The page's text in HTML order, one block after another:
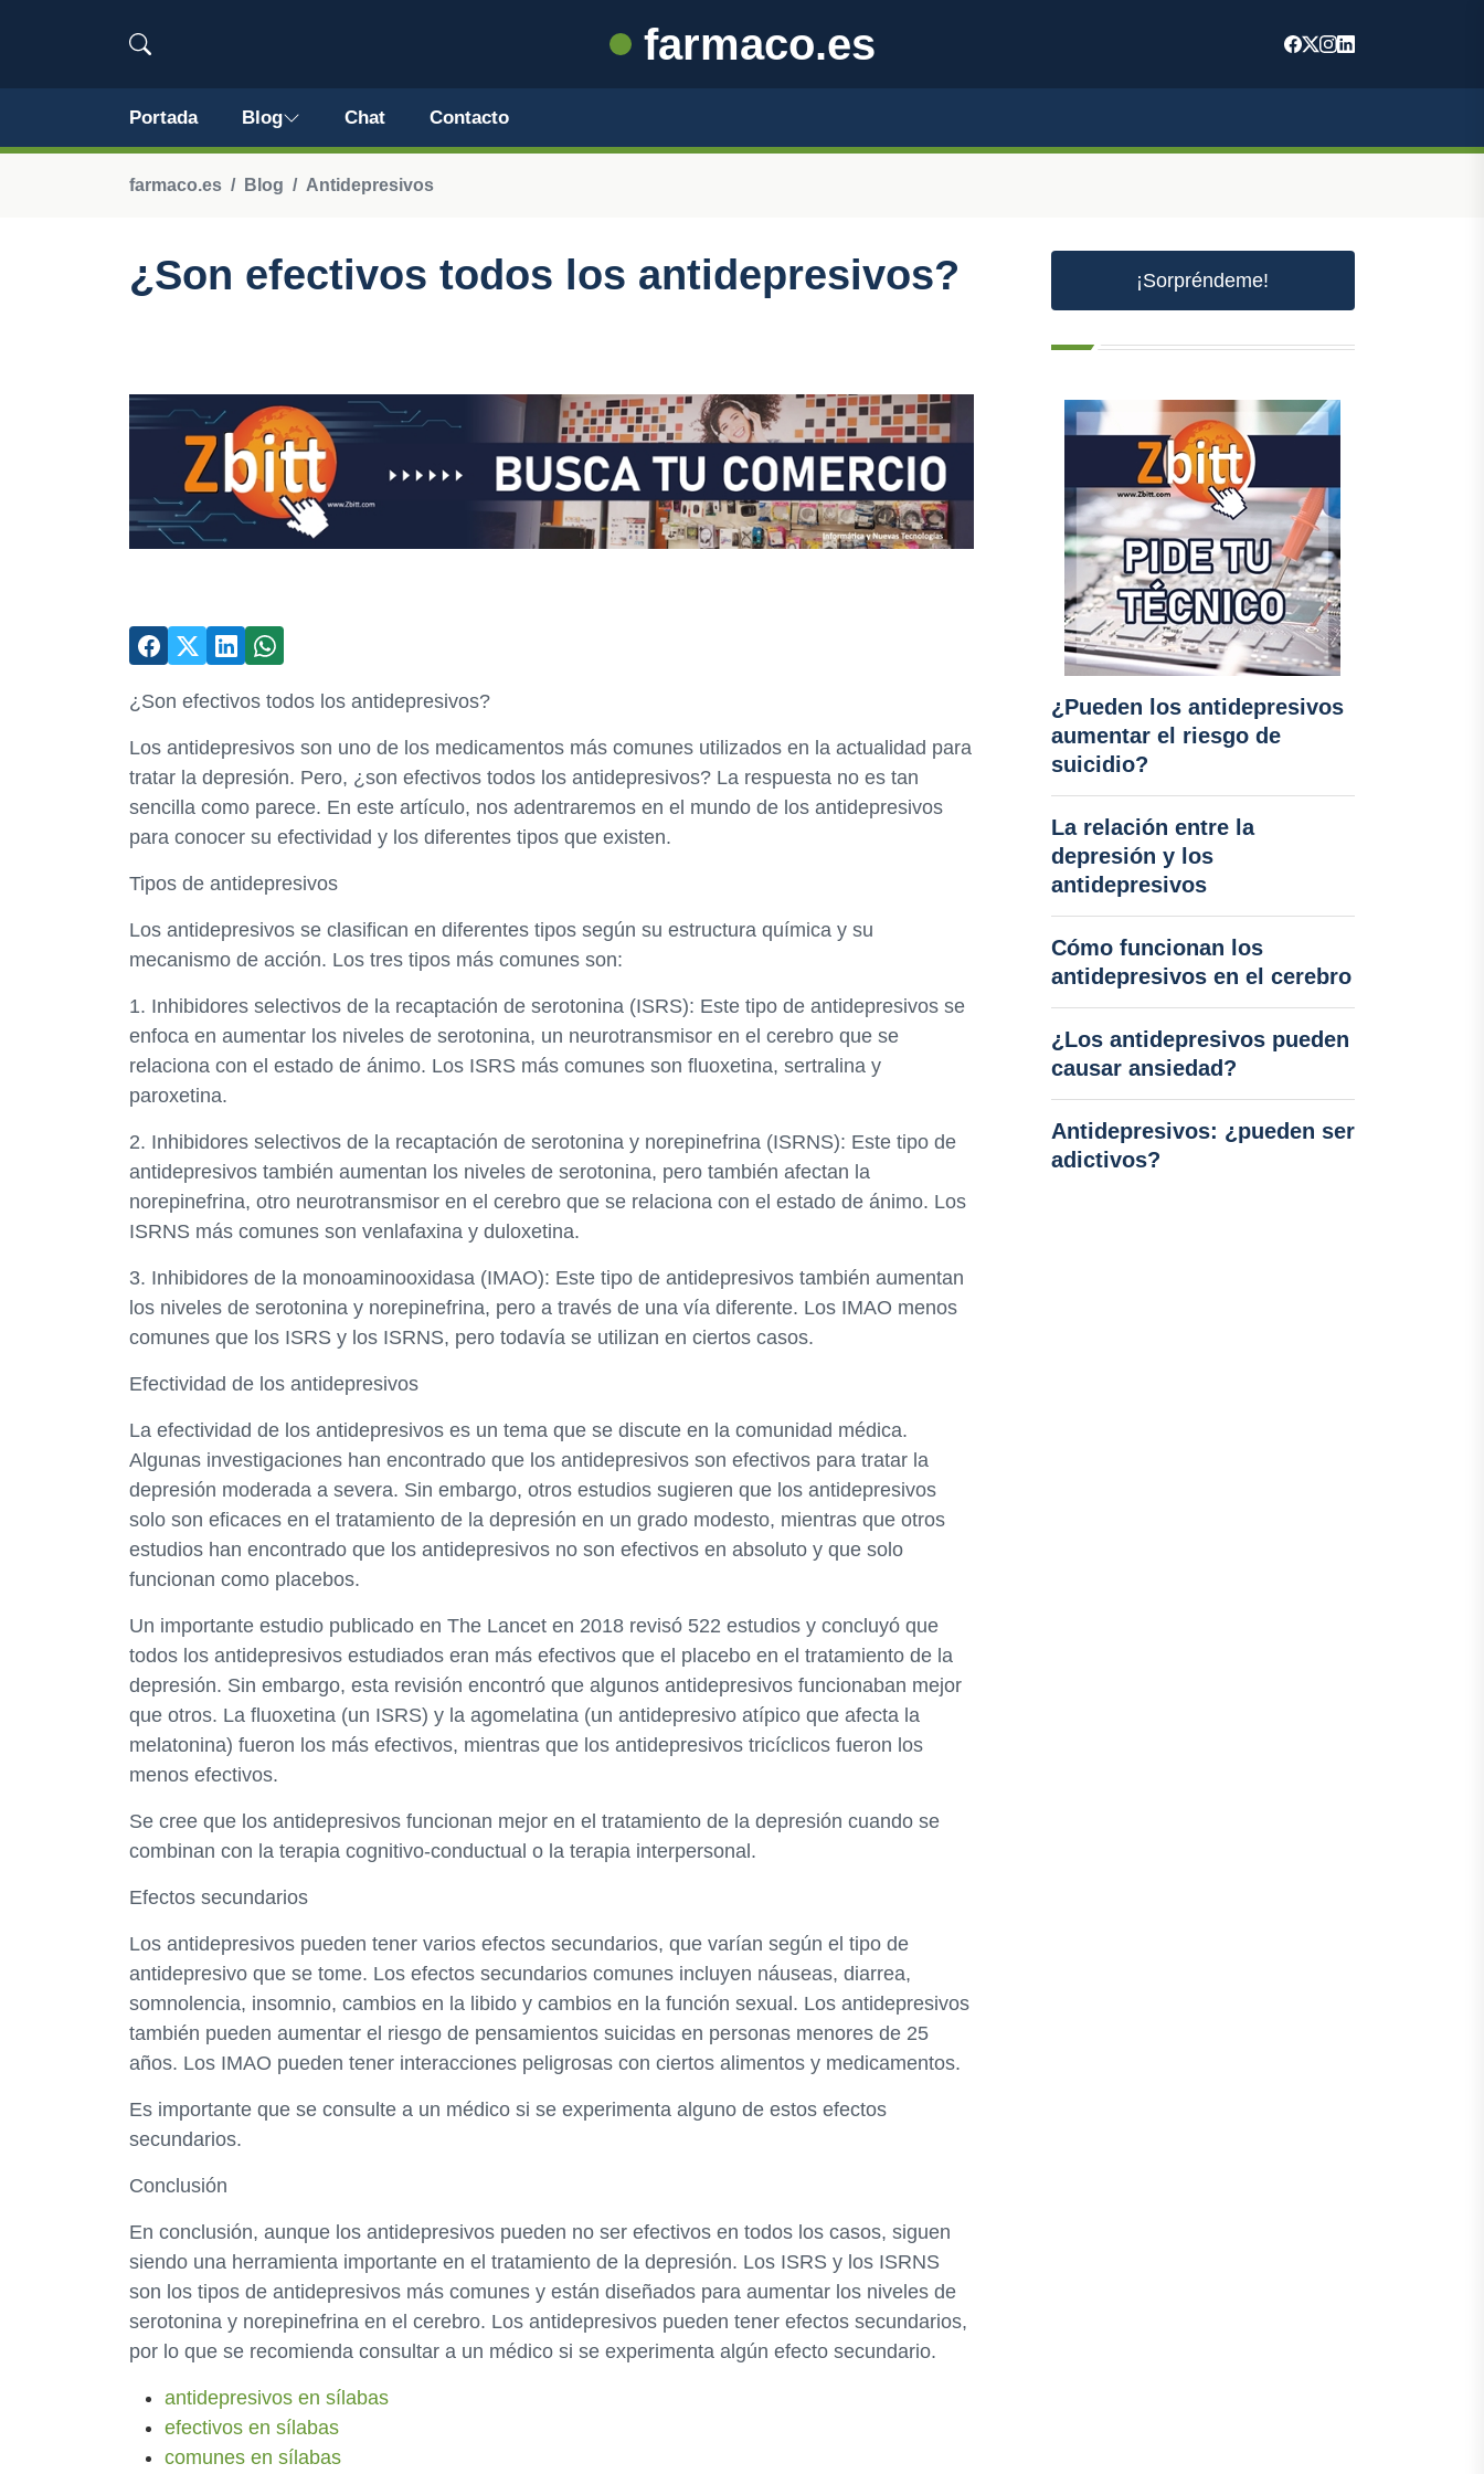
farmaco.es
Portada Blog Chat Contacto
farmaco.es Blog Antidepresivos
¿Son efectivos todos los antidepresivos?
¿Son efectivos todos los antidepresivos?
Los antidepresivos son uno de los medicamentos más comunes utilizados en la actualidad para
tratar la depresión. Pero, ¿son efectivos todos los antidepresivos? La respuesta no es tan
sencilla como parece. En este artículo, nos adentraremos en el mundo de los antidepresivos
para conocer su efectividad y los diferentes tipos que existen.
Tipos de antidepresivos
Los antidepresivos se clasifican en diferentes tipos según su estructura química y su
mecanismo de acción. Los tres tipos más comunes son:
1. Inhibidores selectivos de la recaptación de serotonina (ISRS): Este tipo de antidepresivos se
enfoca en aumentar los niveles de serotonina, un neurotransmisor en el cerebro que se
relaciona con el estado de ánimo. Los ISRS más comunes son fluoxetina, sertralina y
paroxetina.
2. Inhibidores selectivos de la recaptación de serotonina y norepinefrina (ISRNS): Este tipo de
antidepresivos también aumentan los niveles de serotonina, pero también afectan la
norepinefrina, otro neurotransmisor en el cerebro que se relaciona con el estado de ánimo. Los
ISRNS más comunes son venlafaxina y duloxetina.
3. Inhibidores de la monoaminooxidasa (IMAO): Este tipo de antidepresivos también aumentan
los niveles de serotonina y norepinefrina, pero a través de una vía diferente. Los IMAO menos
comunes que los ISRS y los ISRNS, pero todavía se utilizan en ciertos casos.
Efectividad de los antidepresivos
La efectividad de los antidepresivos es un tema que se discute en la comunidad médica.
Algunas investigaciones han encontrado que los antidepresivos son efectivos para tratar la
depresión moderada a severa. Sin embargo, otros estudios sugieren que los antidepresivos
solo son eficaces en el tratamiento de la depresión en un grado modesto, mientras que otros
estudios han encontrado que los antidepresivos no son efectivos en absoluto y que solo
funcionan como placebos.
Un importante estudio publicado en The Lancet en 2018 revisó 522 estudios y concluyó que
todos los antidepresivos estudiados eran más efectivos que el placebo en el tratamiento de la
depresión. Sin embargo, esta revisión encontró que algunos antidepresivos funcionaban mejor
que otros. La fluoxetina (un ISRS) y la agomelatina (un antidepresivo atípico que afecta la
melatonina) fueron los más efectivos, mientras que los antidepresivos tricíclicos fueron los
menos efectivos.
Se cree que los antidepresivos funcionan mejor en el tratamiento de la depresión cuando se
combinan con la terapia cognitivo-conductual o la terapia interpersonal.
Efectos secundarios
Los antidepresivos pueden tener varios efectos secundarios, que varían según el tipo de
antidepresivo que se tome. Los efectos secundarios comunes incluyen náuseas, diarrea,
somnolencia, insomnio, cambios en la libido y cambios en la función sexual. Los antidepresivos
también pueden aumentar el riesgo de pensamientos suicidas en personas menores de 25
años. Los IMAO pueden tener interacciones peligrosas con ciertos alimentos y medicamentos.
Es importante que se consulte a un médico si se experimenta alguno de estos efectos
secundarios.
Conclusión
En conclusión, aunque los antidepresivos pueden no ser efectivos en todos los casos, siguen
siendo una herramienta importante en el tratamiento de la depresión. Los ISRS y los ISRNS
son los tipos de antidepresivos más comunes y están diseñados para aumentar los niveles de
serotonina y norepinefrina en el cerebro. Los antidepresivos pueden tener efectos secundarios,
por lo que se recomienda consultar a un médico si se experimenta algún efecto secundario.
antidepresivos en sílabas
efectivos en sílabas
comunes en sílabas
¡Sorpréndeme!
¿Pueden los antidepresivos
aumentar el riesgo de
suicidio?
La relación entre la
depresión y los
antidepresivos
Cómo funcionan los
antidepresivos en el cerebro
¿Los antidepresivos pueden
causar ansiedad?
Antidepresivos: ¿pueden ser
adictivos?